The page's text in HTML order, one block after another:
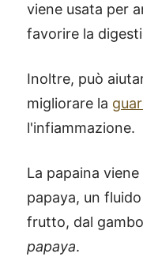
viene usata per
favorire la
Inoltre, può
migliorare la
l'infiammazione.
La papaina
papaya, un
frutto, dal
papaya.